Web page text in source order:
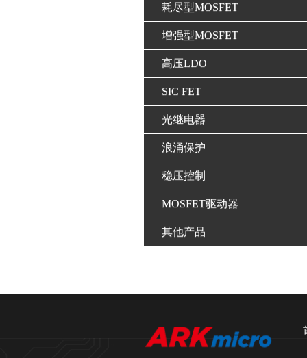
耗尽型MOSFET
增强型MOSFET
高压LDO
SIC FET
光继电器
浪涌保护
稳压控制
MOSFET驱动器
其他产品